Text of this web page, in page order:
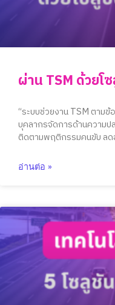
ผ่าน TSM ด้วยโ
“ระบบช่วยงาน TSM ตาม
บุคลากรจัดการด้านความป
ติดตามพฤติกรรมคนขับ ลด
อ่านต่อ »